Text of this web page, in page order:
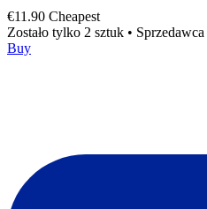
€11.90 Cheapest
Zostało tylko 2 sztuk • Sprzedawca
Buy